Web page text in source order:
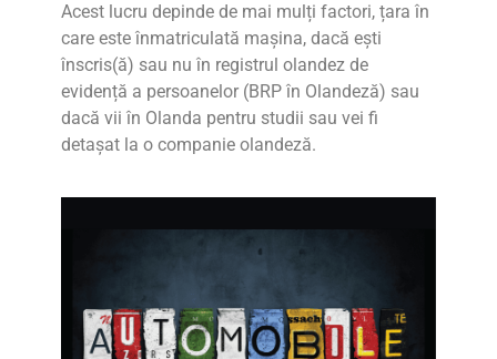
Acest lucru depinde de mai mulți factori, țara în
care este înmatriculată mașina, dacă ești
înscris(ă) sau nu în registrul olandez de
evidență a persoanelor (BRP în Olandeză) sau
dacă vii în Olanda pentru studii sau vei fi
detașat la o companie olandeză.